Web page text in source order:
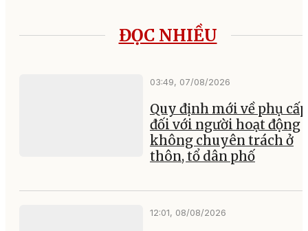
ĐỌC NHIỀU
03:49, 07/08/2026
Quy định mới về phụ cấp
đối với người hoạt động
không chuyên trách ở
thôn, tổ dân phố
12:01, 08/08/2026